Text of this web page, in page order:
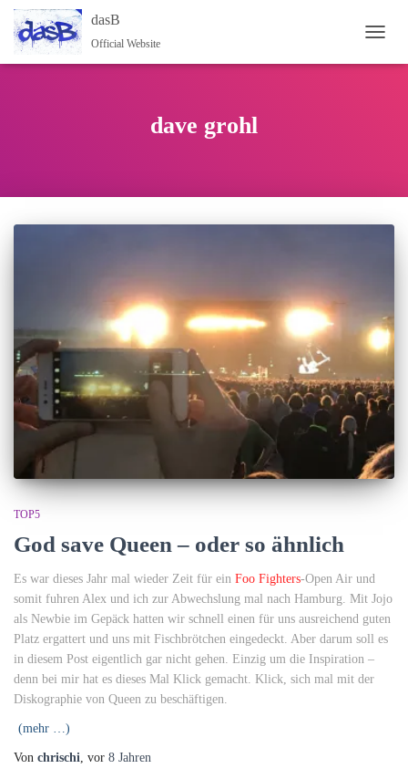
dasB
Official Website
dave grohl
TOP5
God save Queen – oder so ähnlich
Es war dieses Jahr mal wieder Zeit für ein Foo Fighters-Open Air und
somit fuhren Alex und ich zur Abwechslung mal nach Hamburg. Mit Jojo
als Newbie im Gepäck hatten wir schnell einen für uns ausreichend guten
Platz ergattert und uns mit Fischbrötchen eingedeckt. Aber darum soll es
in diesem Post eigentlich gar nicht gehen. Einzig um die Inspiration –
denn bei mir hat es dieses Mal Klick gemacht. Klick, sich mal mit der
Diskographie von Queen zu beschäftigen.
(mehr …)
Von chrischi , vor 8 Jahren